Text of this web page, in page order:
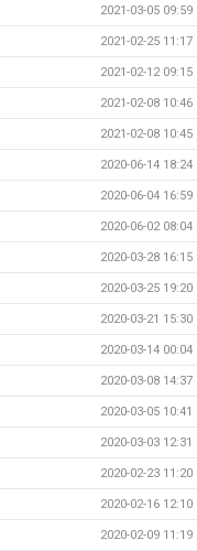
2021-03-05 09:59
2021-02-25 11:17
2021-02-12 09:15
2021-02-08 10:46
2021-02-08 10:45
2020-06-14 18:24
2020-06-04 16:59
2020-06-02 08:04
2020-03-28 16:15
2020-03-25 19:20
2020-03-21 15:30
2020-03-14 00:04
2020-03-08 14:37
2020-03-05 10:41
2020-03-03 12:31
2020-02-23 11:20
2020-02-16 12:10
2020-02-09 11:19